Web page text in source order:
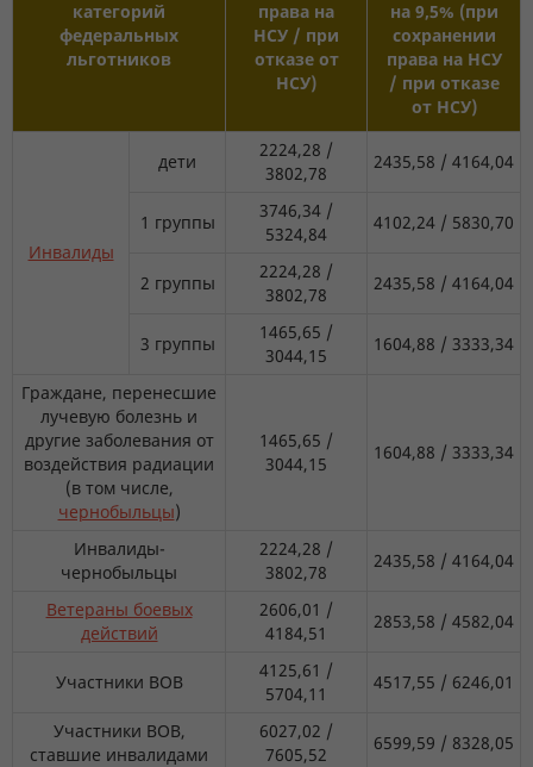
категорий
федеральных
льготников
права на
НСУ / при
отказе от
НСУ)
на 9,5% (при
сохранении
права на НСУ
/ при отказе
от НСУ)
Инвалиды
дети
2224,28 /
3802,78
2435,58 / 4164,04
1 группы
3746,34 /
5324,84
4102,24 / 5830,70
2 группы
2224,28 /
3802,78
2435,58 / 4164,04
3 группы
1465,65 /
3044,15
1604,88 / 3333,34
Граждане, перенесшие
лучевую болезнь и
другие заболевания от
воздействия радиации
(в том числе,
чернобыльцы)
1465,65 /
3044,15
1604,88 / 3333,34
Инвалиды-
чернобыльцы
2224,28 /
3802,78
2435,58 / 4164,04
Ветераны боевых
действий
2606,01 /
4184,51
2853,58 / 4582,04
Участники ВОВ
4125,61 /
5704,11
4517,55 / 6246,01
Участники ВОВ,
ставшие инвалидами
6027,02 /
7605,52
6599,59 / 8328,05